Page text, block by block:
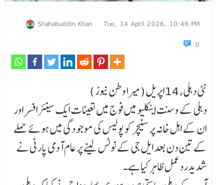
Shahabuddin Khan
Tue, 14 April 2026, 10:46 PM
0
نئی دہلی، 14اپریل (میرا وطن نیوز )
دہلی کے وسنت اینکلیو میں فوج میں تعینات ایک سینئر افسر اور
ان کے اہل خانہ پر سنیچر کو پولیس کی موجو دگی میں ہوئے حملے
کے تین دن بعد ایل جی کے نوٹس لینے پر عام آدمی پارٹی نے
شدیدردعمل ظاہر کیا ہے۔